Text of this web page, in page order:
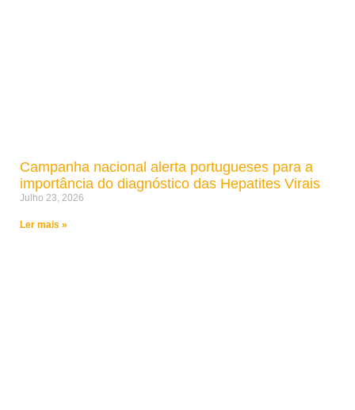
Campanha nacional alerta portugueses para a
importância do diagnóstico das Hepatites Virais
Julho 23, 2026
Ler mais »